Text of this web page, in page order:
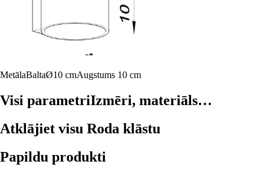
MetālaBaltaØ10 cmAugstums 10 cm
Visi parametriIzmēri, materiāls…
Atklājiet visu Roda klāstu
Papildu produkti